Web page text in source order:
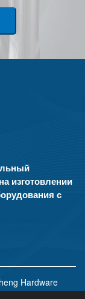
изготовлении
с
Hardware
политика